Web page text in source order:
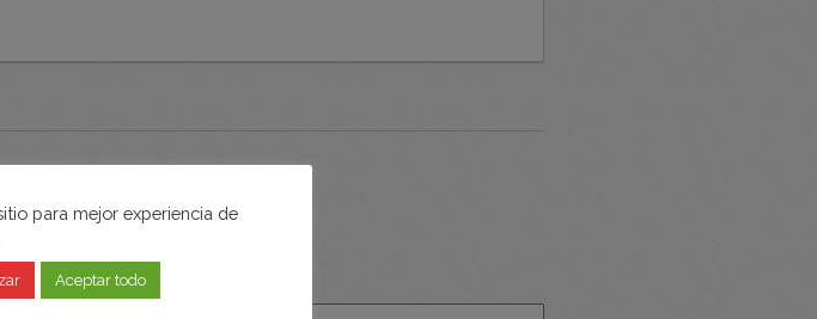
Tu correo electrónico
para mejor experiencia de
Aceptar todo